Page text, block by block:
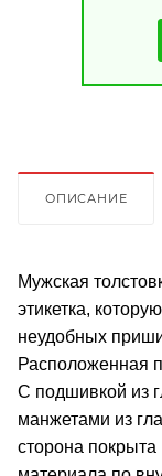
ОПИСАНИЕ
Мужская
этикетка,
неудобных
Расположенная
С подшивкой из
манжетами из
сторона